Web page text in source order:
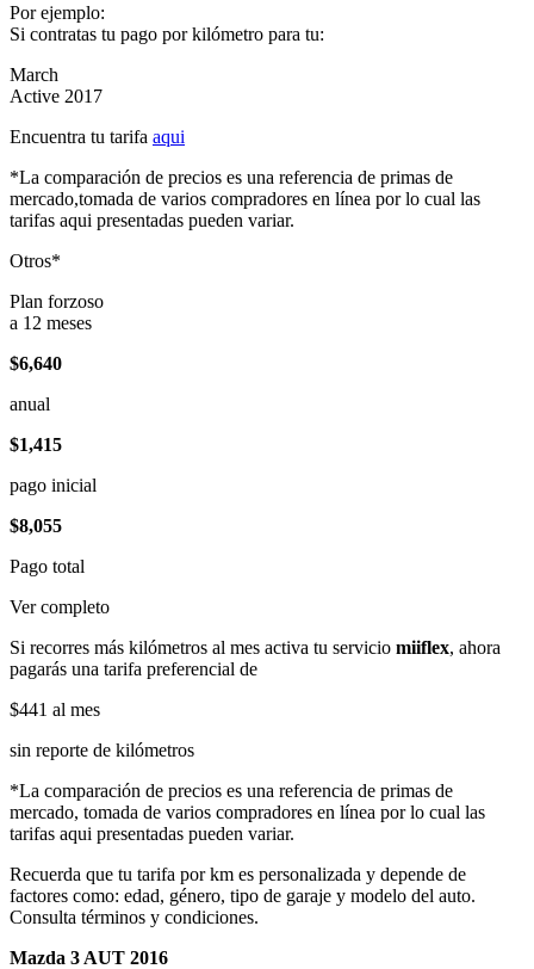
Por ejemplo:
Si contratas tu pago por kilómetro para tu:
March
Active 2017
Encuentra tu tarifa aqui
*La comparación de precios es una referencia de primas de
mercado,tomada de varios compradores en línea por lo cual las
tarifas aqui presentadas pueden variar.
Otros*
Plan forzoso
a 12 meses
$6,640
anual
$1,415
pago inicial
$8,055
Pago total
Ver completo
Si recorres más kilómetros al mes activa tu servicio miiflex, ahora
pagarás una tarifa preferencial de
$441 al mes
sin reporte de kilómetros
*La comparación de precios es una referencia de primas de
mercado, tomada de varios compradores en línea por lo cual las
tarifas aqui presentadas pueden variar.
Recuerda que tu tarifa por km es personalizada y depende de
factores como: edad, género, tipo de garaje y modelo del auto.
Consulta términos y condiciones.
Mazda 3 AUT 2016